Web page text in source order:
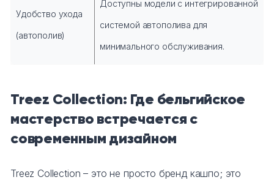
Удобство ухода
(автополив)
Доступны модели с интегрированной
системой автополива для
минимального обслуживания.
Treez Collection: Где бельгийское
мастерство встречается с
современным дизайном
Treez Collection – это не просто бренд кашпо; это